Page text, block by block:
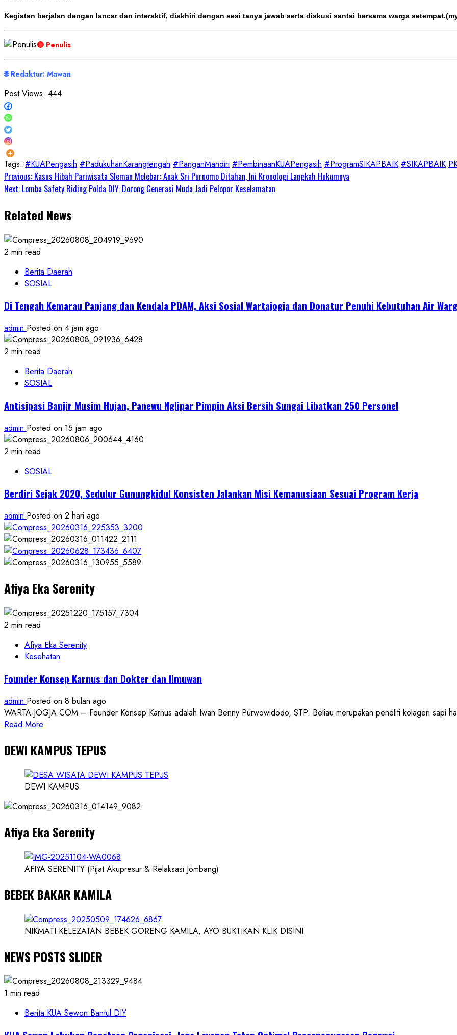
Kegiatan berjalan dengan lancar dan interaktif, diakhiri dengan sesi tanya jawab serta diskusi santai bersama warga
🔴 Penulis
🌐 Redaktur: Mawan
Post Views: 444
Tags: #KUAPengasih #PadukuhanKarangtengah #PanganMandiri #PembinaanKUAPengasih #ProgramSIKAPBAIK #SIKAPBAIK
Continue
Reading
Previous: Kasus Hibah Pariwisata Sleman Melebar: Anak Sri Purnomo Ditahan, Ini Kronologi Langkah Hukumnya
Next: Lomba Safety Riding Polda DIY: Dorong Generasi Muda Jadi Pelopor Keselamatan
Related News
2 min read
Berita Daerah
SOSIAL
Di Tengah Kemarau Panjang dan Kendala PDAM, Aksi Sosial Wartajogja dan Donatur Penuhi Kebutuhan Air
admin Posted on 4 jam ago
2 min read
Berita Daerah
SOSIAL
Antisipasi Banjir Musim Hujan, Panewu Nglipar Pimpin Aksi Bersih Sungai Libatkan 250 Personel
admin Posted on 15 jam ago
2 min read
SOSIAL
Berdiri Sejak 2020, Sedulur Gunungkidul Konsisten Jalankan Misi Kemanusiaan Sesuai Program Kerja
admin Posted on 2 hari ago
Afiya Eka Serenity
2 min read
Afiya Eka Serenity
Kesehatan
Founder Konsep Karnus dan Dokter dan Ilmuwan
admin Posted on 8 bulan ago
WARTA-JOGJA.COM – Founder Konsep Karnus adalah Iwan Benny Purwowidodo, STP. Beliau merupakan peneliti kolagen sapi
Read More
about
Founder
Konsep
Karnus
Dokter
Ilmuwan
DEWI KAMPUS TEPUS
DEWI KAMPUS
Afiya Eka Serenity
AFIYA SERENITY (Pijat Akupresur & Relaksasi Jombang)
BEBEK BAKAR KAMILA
NIKMATI KELEZATAN BEBEK GORENG KAMILA, AYO BUKTIKAN KLIK DISINI
NEWS POSTS SLIDER
1 min read
Berita KUA Sewon Bantul DIY